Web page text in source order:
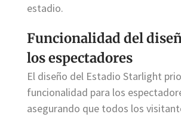
estadio.
Funcionalidad del
los espectadores
El diseño del Estadio Starlight
funcionalidad para los
asegurando que todos los